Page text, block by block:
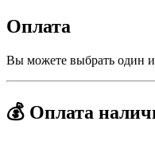
Оплата
Вы можете выбрать один
💰 Оплата